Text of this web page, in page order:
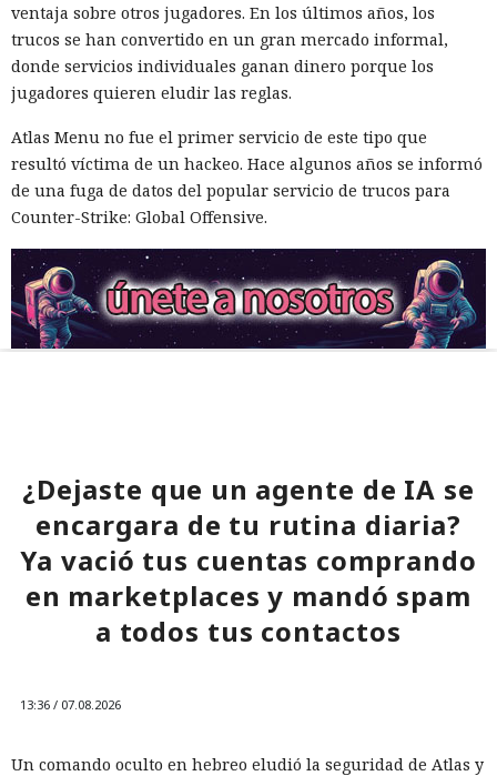
ventaja sobre otros jugadores. En los últimos años, los
trucos se han convertido en un gran mercado informal,
donde servicios individuales ganan dinero porque los
jugadores quieren eludir las reglas.
Atlas Menu no fue el primer servicio de este tipo que
resultó víctima de un hackeo. Hace algunos años se informó
de una fuga de datos del popular servicio de trucos para
Counter-Strike: Global Offensive.
¿Dejaste que un agente de IA se
encargara de tu rutina diaria?
Ya vació tus cuentas comprando
en marketplaces y mandó spam
a todos tus contactos
13:36 / 07.08.2026
Un comando oculto en hebreo eludió la seguridad de Atlas y